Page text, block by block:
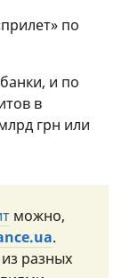
по
и по
в
грн или
можно,
.
разных